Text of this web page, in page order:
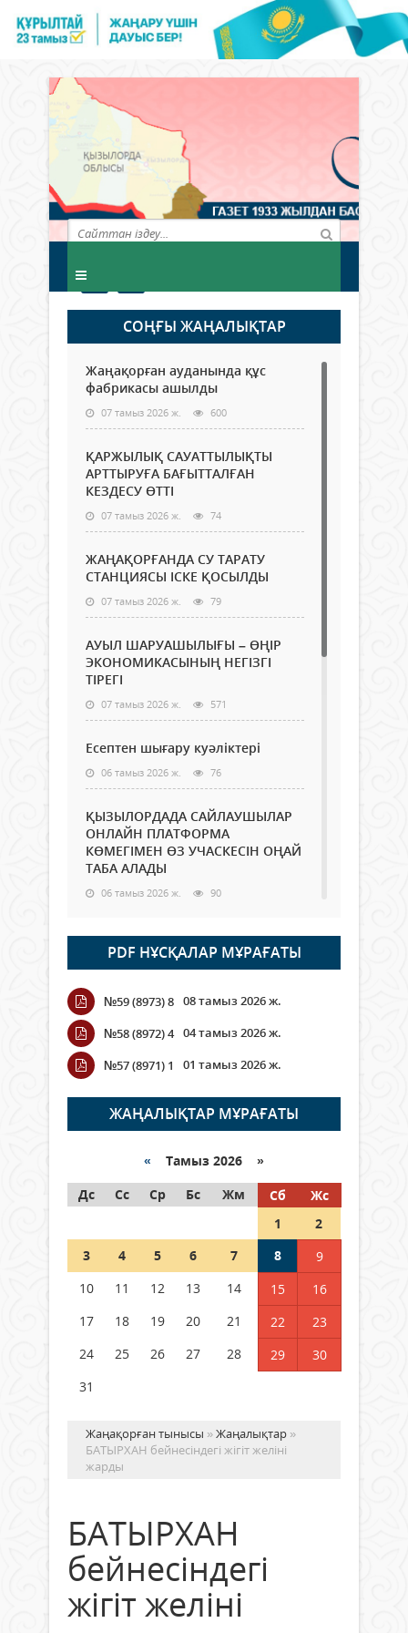
СОҢҒЫ ЖАҢАЛЫҚТАР
Жаңақорған ауданында құс
фабрикасы ашылды
07 тамыз 2026 ж. 600
ҚАРЖЫЛЫҚ САУАТТЫЛЫҚТЫ
АРТТЫРУҒА БАҒЫТТАЛҒАН
КЕЗДЕСУ ӨТТІ
07 тамыз 2026 ж. 74
ЖАҢАҚОРҒАНДА СУ ТАРАТУ
СТАНЦИЯСЫ ІСКЕ ҚОСЫЛДЫ
07 тамыз 2026 ж. 79
АУЫЛ ШАРУАШЫЛЫҒЫ – ӨҢІР
ЭКОНОМИКАСЫНЫҢ НЕГІЗГІ
ТІРЕГІ
07 тамыз 2026 ж. 571
Есептен шығару куәліктері
06 тамыз 2026 ж. 76
ҚЫЗЫЛОРДАДА САЙЛАУШЫЛАР
ОНЛАЙН ПЛАТФОРМА
КӨМЕГІМЕН ӨЗ УЧАСКЕСІН ОҢАЙ
ТАБА АЛАДЫ
06 тамыз 2026 ж. 90
Open Air: Қызылорда облысы
полиция департаменті 20
мыңнан астам көрерменнің
қауіпсіздігін қамтамасыз етті
06 тамыз 2026 ж.
Wi-Fi ҚАБЫРҒА АРҚЫЛЫ ҚАЛАЙ
ӨТЕДІ?
06 тамыз 2026 ж. 267
граждане Казахстана,
05 тамыз 2026 ж. 148
Шетелде жүрген Қазақстан
азаматтары қалай дауыс бере
PDF НҰСҚАЛАР МҰРАҒАТЫ
№59 (8973) 8 08 тамыз 2026 ж.
№58 (8972) 4 04 тамыз 2026 ж.
№57 (8971) 1
01 тамыз 2026 ж.
ЖАҢАЛЫҚТАР МҰРАҒАТЫ
« Тамыз 2026 »
Дс
Сс Ср Бс Жм Сб
Жс
1
2
3
4 5 6 7 8
9
10
11 12 13 14 15
16
17
18 19 20 21 22
23
24
25 26 27 28 29
30
31
Жаңақорған тынысы »Жаңалықтар »
БАТЫРХАН бейнесіндегі жігіт желіні
жарды
БАТЫРХАН
бейнесіндегі
жігіт желіні